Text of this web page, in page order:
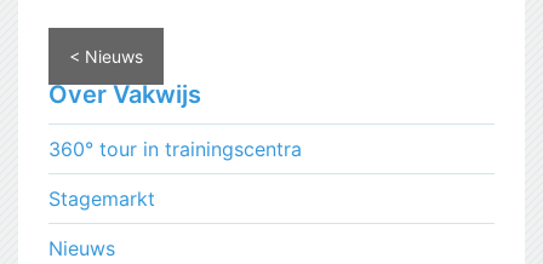
< Nieuws
Over Vakwijs
360° tour in trainingscentra
Stagemarkt
Nieuws